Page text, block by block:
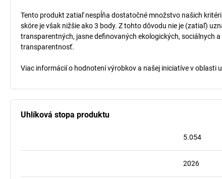
Tento produkt zatiaľ nespĺňa dostatočné množstvo našich
skóre je však nižšie ako 3 body. Z tohto dôvodu nie je (zatiaľ)
transparentných, jasne definovaných ekologických, sociálnych
transparentnosť.
Viac informácií o hodnotení výrobkov a našej iniciatíve v oblasti
Uhlíková stopa produktu
5.054
2026